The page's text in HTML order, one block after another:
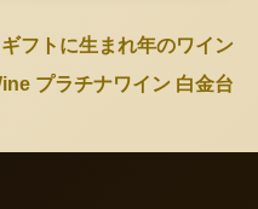
ギフトに生まれ年のワイン
プラチナワイン 白金台